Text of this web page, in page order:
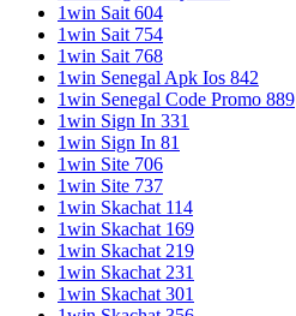
1win Sait 604
1win Sait 754
1win Sait 768
1win Senegal Apk Ios 842
1win Senegal Code Promo 889
1win Sign In 331
1win Sign In 81
1win Site 706
1win Site 737
1win Skachat 114
1win Skachat 169
1win Skachat 219
1win Skachat 231
1win Skachat 301